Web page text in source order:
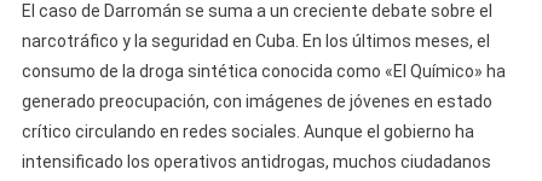
El caso de Darromán se suma a un creciente debate sobre el
narcotráfico y la seguridad en Cuba. En los últimos meses, el
consumo de la droga sintética conocida como «El Químico» ha
generado preocupación, con imágenes de jóvenes en estado
crítico circulando en redes sociales. Aunque el gobierno ha
intensificado los operativos antidrogas, muchos ciudadanos